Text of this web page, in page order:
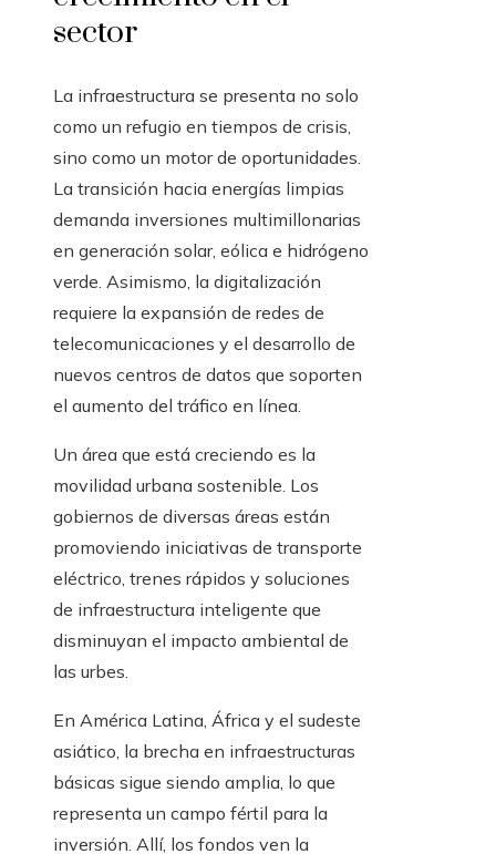
sector
La infraestructura se presenta no solo
como un refugio en tiempos de crisis,
sino como un motor de oportunidades.
La transición hacia energías limpias
demanda inversiones multimillonarias
en generación solar, eólica e hidrógeno
verde. Asimismo, la digitalización
requiere la expansión de redes de
telecomunicaciones y el desarrollo de
nuevos centros de datos que soporten
el aumento del tráfico en línea.
Un área que está creciendo es la
movilidad urbana sostenible. Los
gobiernos de diversas áreas están
promoviendo iniciativas de transporte
eléctrico, trenes rápidos y soluciones
de infraestructura inteligente que
disminuyan el impacto ambiental de
las urbes.
En América Latina, África y el sudeste
asiático, la brecha en infraestructuras
básicas sigue siendo amplia, lo que
representa un campo fértil para la
inversión. Allí, los fondos ven la